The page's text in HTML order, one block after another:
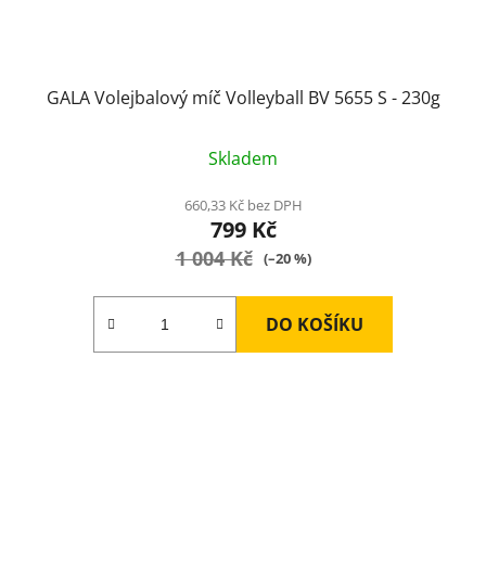
GALA Volejbalový míč Volleyball BV 5655 S - 230g
Skladem
660,33 Kč bez DPH
799 Kč
1 004 Kč (–20 %)
DO KOŠÍKU